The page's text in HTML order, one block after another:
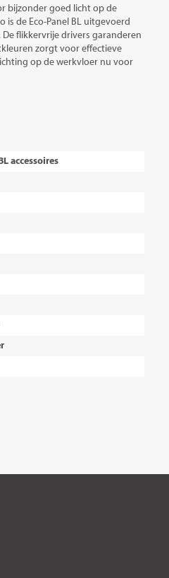
bijzonder goed licht op de
is de Eco-Panel BL uitgevoerd
flikkervrije drivers garanderen
zorgt voor effectieve
op de werkvloer nu voor
accessoires